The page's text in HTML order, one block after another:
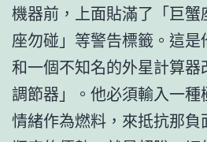
機器前，上面貼滿了「巨
座勿碰」等警告標籤。這
和一個不知名的外星計算
調節器」。他必須輸入一
情緒作為燃料，來抵抗那